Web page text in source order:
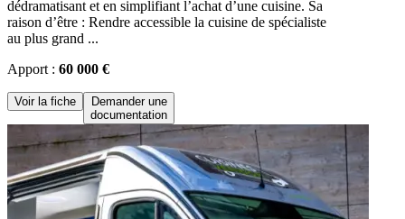
dédramatisant et en simplifiant l’achat d’une cuisine. Sa
raison d’être : Rendre accessible la cuisine de spécialiste
au plus grand ...
Apport : 60 000 €
Voir la fiche
Demander une
documentation